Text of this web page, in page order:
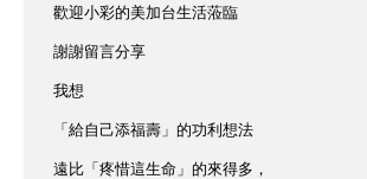
歡迎小彩的美加台生活蒞臨
謝謝留言分享
我想
「給自己添福壽」的功利想法
遠比「疼惜這生命」的來得多，